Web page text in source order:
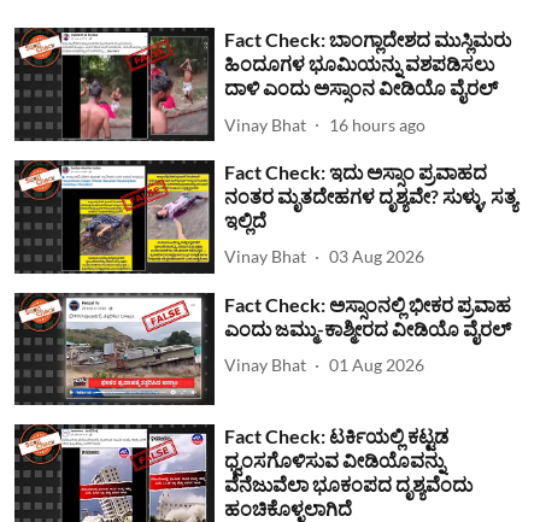
Fact Check: ಬಾಂಗ್ಲಾದೇಶದ ಮುಸ್ಲಿಮರು
ಹಿಂದೂಗಳ ಭೂಮಿಯನ್ನು ವಶಪಡಿಸಲು
ದಾಳಿ ಎಂದು ಅಸ್ಸಾಂನ ವೀಡಿಯೊ ವೈರಲ್
Vinay Bhat 16 hours ago
Fact Check: ಇದು ಅಸ್ಸಾಂ ಪ್ರವಾಹದ
ನಂತರ ಮೃತದೇಹಗಳ ದೃಶ್ಯವೇ? ಸುಳ್ಳು, ಸತ್ಯ
ಇಲ್ಲಿದೆ
Vinay Bhat 03 Aug 2026
Fact Check: ಅಸ್ಸಾಂನಲ್ಲಿ ಭೀಕರ ಪ್ರವಾಹ
ಎಂದು ಜಮ್ಮು-ಕಾಶ್ಮೀರದ ವೀಡಿಯೊ ವೈರಲ್
Vinay Bhat 01 Aug 2026
Fact Check: ಟರ್ಕಿಯಲ್ಲಿ ಕಟ್ಟಡ
ಧ್ವಂಸಗೊಳಿಸುವ ವೀಡಿಯೊವನ್ನು
ವೆನೆಜುವೆಲಾ ಭೂಕಂಪದ ದೃಶ್ಯವೆಂದು
ಹಂಚಿಕೊಳ್ಳಲಾಗಿದೆ